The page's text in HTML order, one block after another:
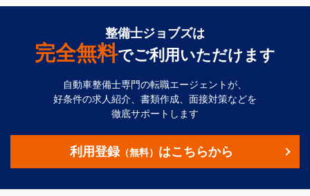
整備士ジョブズは
完全無料でご利用いただけます
自動車整備士専門の転職エージェントが、
好条件の求人紹介、書類作成、面接対策などを
徹底サポートします
利用登録（無料） はこちらから